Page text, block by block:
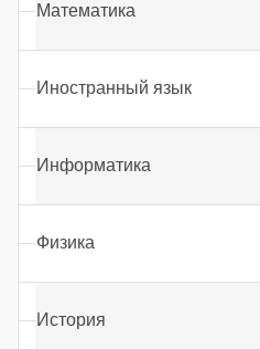
Математика
Иностранный язык
Информатика
Физика
История